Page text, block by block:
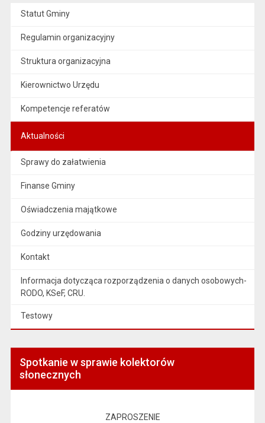
Statut Gminy
Regulamin organizacyjny
Struktura organizacyjna
Kierownictwo Urzędu
Kompetencje referatów
Aktualności
Sprawy do załatwienia
Finanse Gminy
Oświadczenia majątkowe
Godziny urzędowania
Kontakt
Informacja dotycząca rozporządzenia o danych osobowych-
RODO, KSeF, CRU.
Testowy
Spotkanie w sprawie kolektorów
słonecznych
ZAPROSZENIE